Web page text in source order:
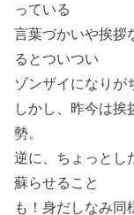
っている
言葉づかいや挨拶
るとついつい
ゾンザイになりが
しかし、昨今は挨
勢。
逆に、ちょっとし
蘇らせること
も！身だしなみ同